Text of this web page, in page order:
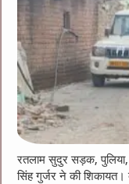
रतलाम सुदुर सड़क, पुलिया,
सिंह गुर्जर ने की